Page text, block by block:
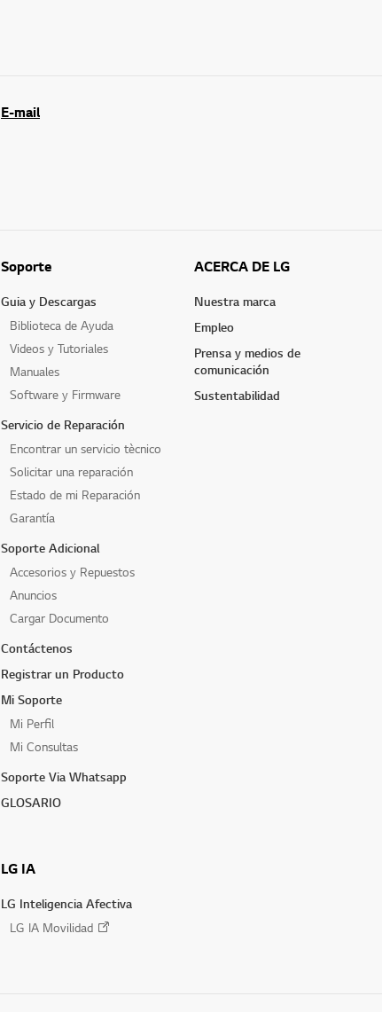
E-mail
Soporte
Guia y Descargas
Biblioteca de Ayuda
Videos y Tutoriales
Manuales
Software y Firmware
Servicio de Reparación
Encontrar un servicio tècnico
Solicitar una reparación
Estado de mi Reparación
Garantía
Soporte Adicional
Accesorios y Repuestos
Anuncios
Cargar Documento
Contáctenos
Registrar un Producto
Mi Soporte
Mi Perfil
Mi Consultas
Soporte Via Whatsapp
GLOSARIO
LG IA
LG Inteligencia Afectiva
LG IA Movilidad
ACERCA DE LG
Nuestra marca
Empleo
Prensa y medios de
comunicación
Sustentabilidad